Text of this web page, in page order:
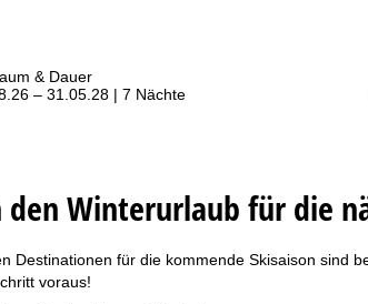
& Dauer
– 31.05.28 | 7 Nächte
Winterurlaub für die
für die kommende Skisaison sind
voraus!